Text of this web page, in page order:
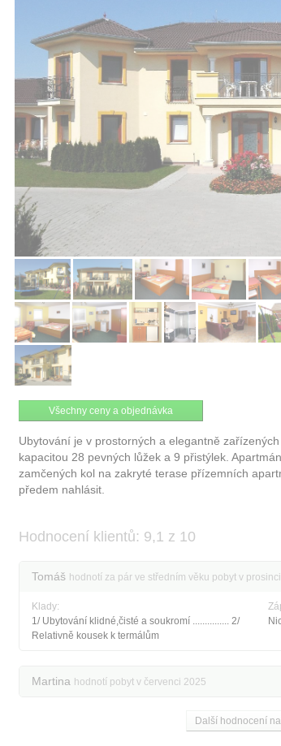
Všechny ceny a objednávka
Ubytování je v prostorných a elegantně
kapacitou 28 pevných lůžek a 9 přistýlek.
zamčených kol na zakryté terase přízemních
předem nahlásit.
Hodnocení klientů: 9,1 z 10
Tomáš hodnotí za pár ve středním věku pobyt v
Klady:
1/ Ubytování klidné,čisté a soukromí ............... 2/
Relativně kousek k termálům
Martina hodnotí pobyt v červenci 2025
Další hodnocení